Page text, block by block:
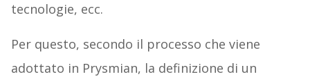
tecnologie, ecc.
Per questo, secondo il processo che viene
adottato in Prysmian, la definizione di un